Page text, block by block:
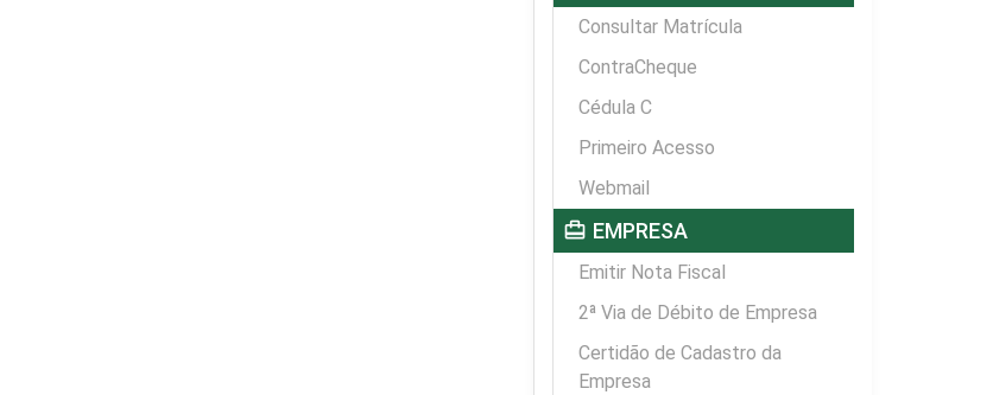
Consultar Matrícula
ContraCheque
Cédula C
Primeiro Acesso
Webmail
card_travel EMPRESA
Emitir Nota Fiscal
2ª Via de Débito de Empresa
Certidão de Cadastro da
Empresa